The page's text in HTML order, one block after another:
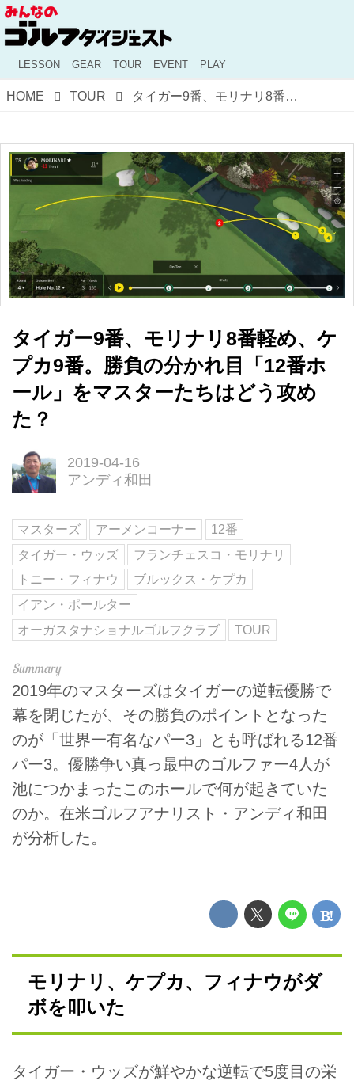
LESSON GEAR TOUR EVENT PLAY
HOME TOUR タイガー9番、モリナリ8番軽め、ケプカ9番。勝負の分かれ目「12番ホール」をマスターたちはどう攻めた？
タイガー9番、モリナリ8番軽め、ケ
プカ9番。勝負の分かれ目「12番ホ
ール」をマスターたちはどう攻め
た？
2019-04-16
アンディ和田
マスターズ アーメンコーナー
12番
タイガー・ウッズ
フランチェスコ・モリナリ
トニー・フィナウ
ブルックス・ケプカ
イアン・ポールター
オーガスタナショナルゴルフクラブ
TOUR
2019年のマスターズはタイガーの逆転優勝で
幕を閉じたが、その勝負のポイントとなった
のが「世界一有名なパー3」とも呼ばれる12番
パー3。優勝争い真っ最中のゴルファー4人が
池につかまったこのホールで何が起きていた
のか。在米ゴルフアナリスト・アンディ和田
が分析した。
モリナリ、ケプカ、フィナウがダ
ボを叩いた
タイガー・ウッズが鮮やかな逆転で5度目の栄